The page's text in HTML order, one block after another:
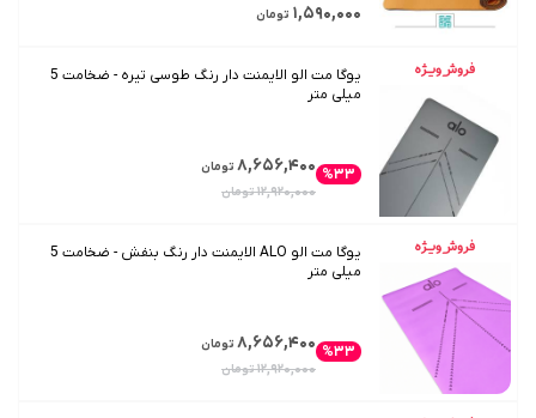
۱,۵۹۰,۰۰۰ تومان
یوگا مت الو الایمنت دار رنگ طوسی تیره - ضخامت 5
میلی متر
۸,۶۵۶,۴۰۰ تومان
۱۲,۹۲۰,۰۰۰تومان
%۳۳
یوگا مت الو ALO الایمنت دار رنگ بنفش - ضخامت 5
میلی متر
۸,۶۵۶,۴۰۰ تومان
۱۲,۹۲۰,۰۰۰تومان
%۳۳